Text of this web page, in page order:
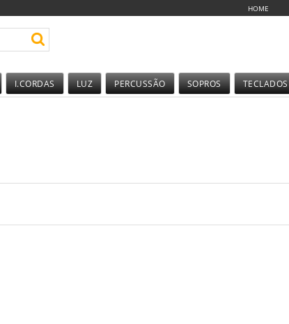
HOME
I.CORDAS LUZ PERCUSSÃO SOPROS TECLADOS